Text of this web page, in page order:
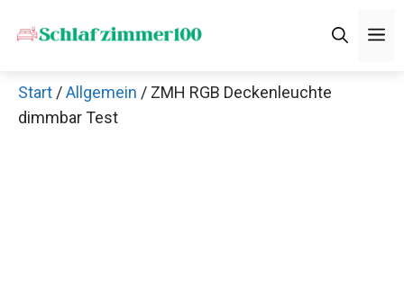
Inhalt
Start /Allgemein / ZMH RGB Deckenleuchte
dimmbar Test